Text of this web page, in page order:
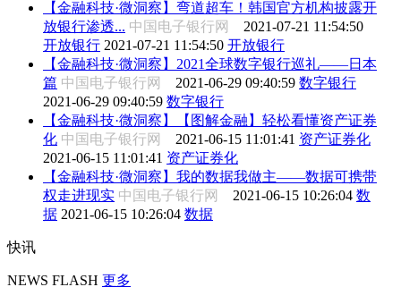
【金融科技·微洞察】弯道超车！韩国官方机构披露开
放银行渗透... 中国电子银行网 2021-07-21 11:54:50
开放银行 2021-07-21 11:54:50 开放银行
【金融科技·微洞察】2021全球数字银行巡礼——日本
篇 中国电子银行网 2021-06-29 09:40:59 数字银行
2021-06-29 09:40:59 数字银行
【金融科技·微洞察】【图解金融】轻松看懂资产证券
化 中国电子银行网 2021-06-15 11:01:41 资产证券化
2021-06-15 11:01:41 资产证券化
【金融科技·微洞察】我的数据我做主——数据可携带
权走进现实 中国电子银行网 2021-06-15 10:26:04 数
据 2021-06-15 10:26:04 数据
快讯
NEWS FLASH 更多